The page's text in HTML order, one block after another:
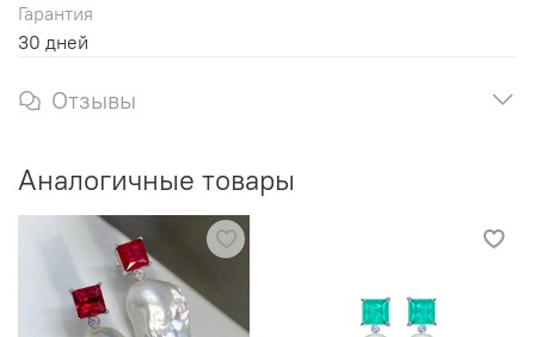
Гарантия
30 дней
Отзывы
Аналогичные товары